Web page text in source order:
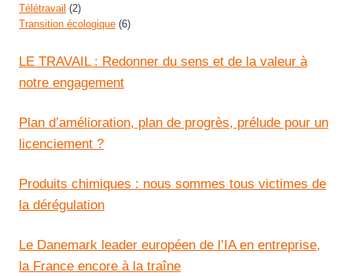
Télétravail (2)
Transition écologique (6)
LE TRAVAIL : Redonner du sens et de la valeur à
notre engagement
Plan d’amélioration, plan de progrès, prélude pour un
licenciement ?
Produits chimiques : nous sommes tous victimes de
la dérégulation
Le Danemark leader européen de l’IA en entreprise,
la France encore à la traîne